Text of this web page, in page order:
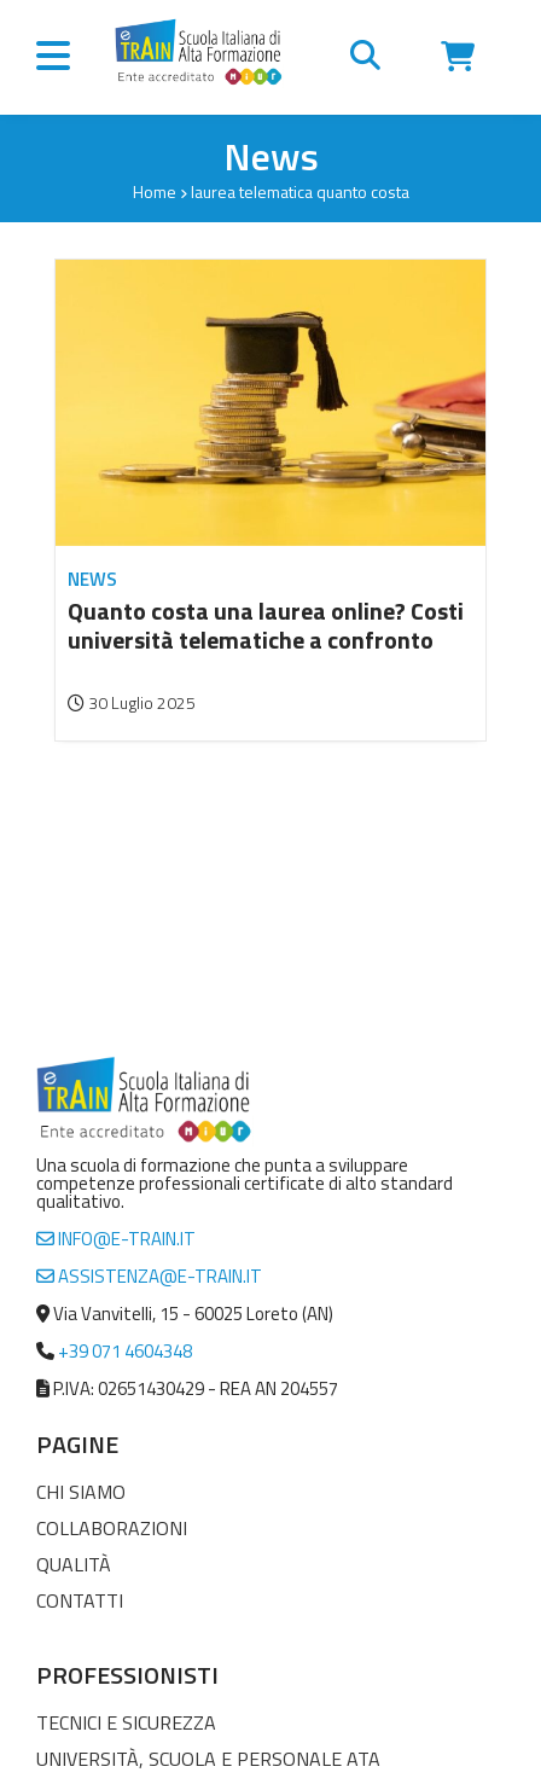
Vai al contenuto
News
Home laurea telematica quanto costa
NEWS
Quanto costa una laurea online? Costi
università telematiche a confronto
30 Luglio 2025
Una scuola di formazione che punta a sviluppare
competenze professionali certificate di alto standard
qualitativo.
INFO@E-TRAIN.IT
ASSISTENZA@E-TRAIN.IT
Via Vanvitelli, 15 - 60025 Loreto (AN)
+39 071 4604348
P.IVA: 02651430429 - REA AN 204557
PAGINE
CHI SIAMO
COLLABORAZIONI
QUALITÀ
CONTATTI
PROFESSIONISTI
TECNICI E SICUREZZA
UNIVERSITÀ, SCUOLA E PERSONALE ATA